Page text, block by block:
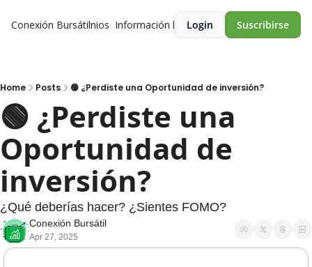
Conexión BursátilPremios Información legalLogin Suscribirse
Home Posts 🟢 ¿Perdiste una Oportunidad de inversión?
🟢 ¿Perdiste una
Oportunidad de
inversión?
¿Qué deberías hacer? ¿Sientes FOMO?
Conexión Bursátil
Apr 27, 2025